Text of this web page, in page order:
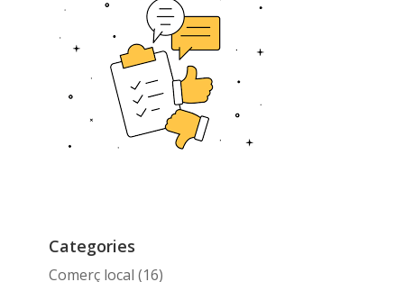
Categories
Comerç local (16)